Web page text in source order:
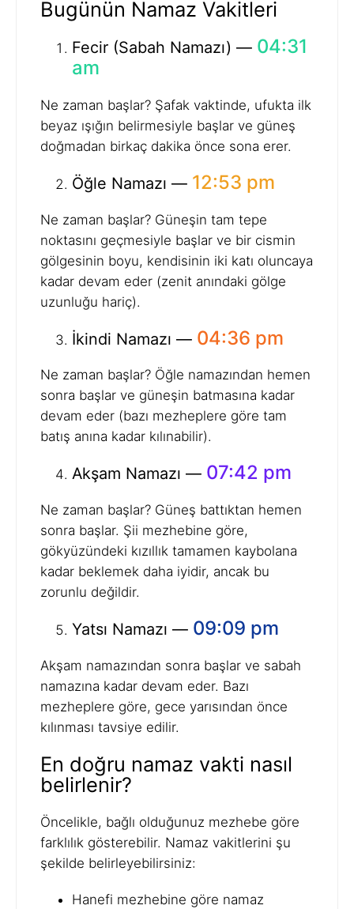
Bugünün Namaz Vakitleri
Fecir (Sabah Namazı) — 04:31
am
Ne zaman başlar? Şafak vaktinde, ufukta ilk
beyaz ışığın belirmesiyle başlar ve güneş
doğmadan birkaç dakika önce sona erer.
Öğle Namazı — 12:53 pm
Ne zaman başlar? Güneşin tam tepe
noktasını geçmesiyle başlar ve bir cismin
gölgesinin boyu, kendisinin iki katı oluncaya
kadar devam eder (zenit anındaki gölge
uzunluğu hariç).
İkindi Namazı — 04:36 pm
Ne zaman başlar? Öğle namazından hemen
sonra başlar ve güneşin batmasına kadar
devam eder (bazı mezheplere göre tam
batış anına kadar kılınabilir).
Akşam Namazı — 07:42 pm
Ne zaman başlar? Güneş battıktan hemen
sonra başlar. Şii mezhebine göre,
gökyüzündeki kızıllık tamamen kaybolana
kadar beklemek daha iyidir, ancak bu
zorunlu değildir.
Yatsı Namazı — 09:09 pm
Akşam namazından sonra başlar ve sabah
namazına kadar devam eder. Bazı
mezheplere göre, gece yarısından önce
kılınması tavsiye edilir.
En doğru namaz vakti nasıl
belirlenir?
Öncelikle, bağlı olduğunuz mezhebe göre
farklılık gösterebilir. Namaz vakitlerini şu
şekilde belirleyebilirsiniz:
Hanefi mezhebine göre namaz